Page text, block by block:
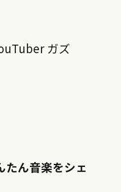
ガズ
たん音楽をシェ